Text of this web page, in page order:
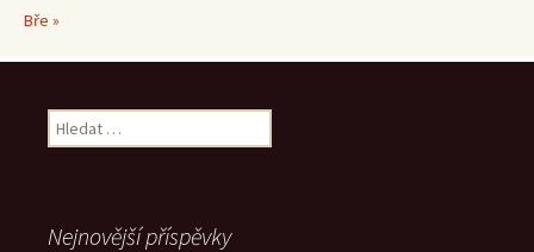
Bře »
Vyhledávání
Nejnovější příspěvky